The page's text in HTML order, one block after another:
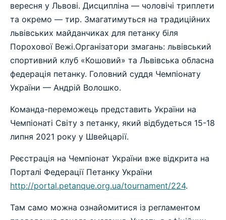
вересня у Львові. Дисципліна — чоловічі триплети
та окремо — тир. Змагатимуться на традиційних
львівських майданчиках для петанку біля
Порохової Вежі.Організатори змагань: львівський
спортивний клуб «Кошовий» та Львівська обласна
федерація петанку. Головний суддя Чемпіонату
України — Андрій Волошко.
Команда-переможець представить України на
Чемпіонаті Світу з петанку, який відбудеться 15-18
липня 2021 року у Швейцарії.
Реєстрація на Чемпіонат України вже відкрита на
Порталі Федерації Петанку України
http://portal.petanque.org.ua/tournament/224.
Там само можна ознайомитися із регламентом